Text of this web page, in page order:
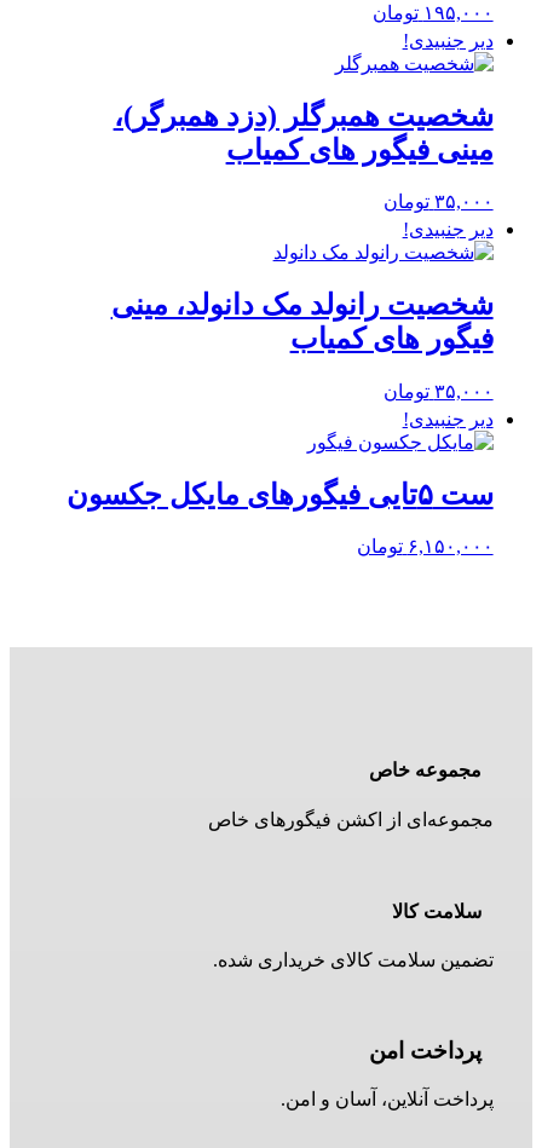
۱۹۵,۰۰۰ تومان
دیر جنبیدی!
شخصیت همبرگلر (دزد همبرگر)،
مینی فیگور های کمیاب
۳۵,۰۰۰ تومان
دیر جنبیدی!
شخصیت رانولد مک دانولد، مینی
فیگور های کمیاب
۳۵,۰۰۰ تومان
دیر جنبیدی!
ست ۵تایی فیگورهای مایکل جکسون
۶,۱۵۰,۰۰۰ تومان
مجموعه خاص
مجموعه‌ای از اکشن فیگورهای خاص
سلامت کالا
تضمین سلامت کالای خریداری شده.
پرداخت امن
پرداخت آنلاین، آسان و امن.